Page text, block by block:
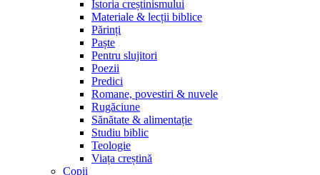
Istoria creștinismului
Materiale & lecții biblice
Părinți
Paște
Pentru slujitori
Poezii
Predici
Romane, povestiri & nuvele
Rugăciune
Sănătate & alimentație
Studiu biblic
Teologie
Viața creștină
Copii